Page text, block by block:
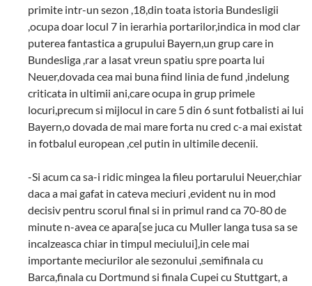
primite intr-un sezon ,18,din toata istoria Bundesligii
,ocupa doar locul 7 in ierarhia portarilor,indica in mod clar
puterea fantastica a grupului Bayern,un grup care in
Bundesliga ,rar a lasat vreun spatiu spre poarta lui
Neuer,dovada cea mai buna fiind linia de fund ,indelung
criticata in ultimii ani,care ocupa in grup primele
locuri,precum si mijlocul in care 5 din 6 sunt fotbalisti ai lui
Bayern,o dovada de mai mare forta nu cred c-a mai existat
in fotbalul european ,cel putin in ultimile decenii.
-Si acum ca sa-i ridic mingea la fileu portarului Neuer,chiar
daca a mai gafat in cateva meciuri ,evident nu in mod
decisiv pentru scorul final si in primul rand ca 70-80 de
minute n-avea ce apara[se juca cu Muller langa tusa sa se
incalzeasca chiar in timpul meciului],in cele mai
importante meciurilor ale sezonului ,semifinala cu
Barca,finala cu Dortmund si finala Cupei cu Stuttgart, a